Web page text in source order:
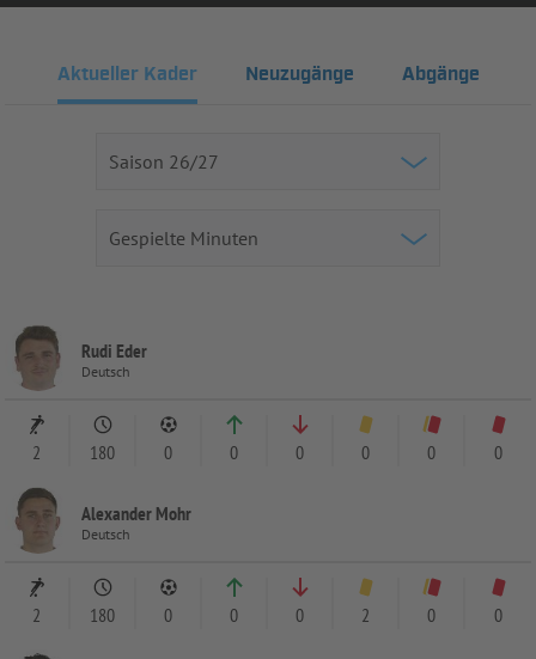
Aktueller Kader Neuzugänge Abgänge
Rudi Eder
Deutsch
2 180 0 0 0 0 0 0
Alexander Mohr
Deutsch
2 180 0 0 0 2 0 0